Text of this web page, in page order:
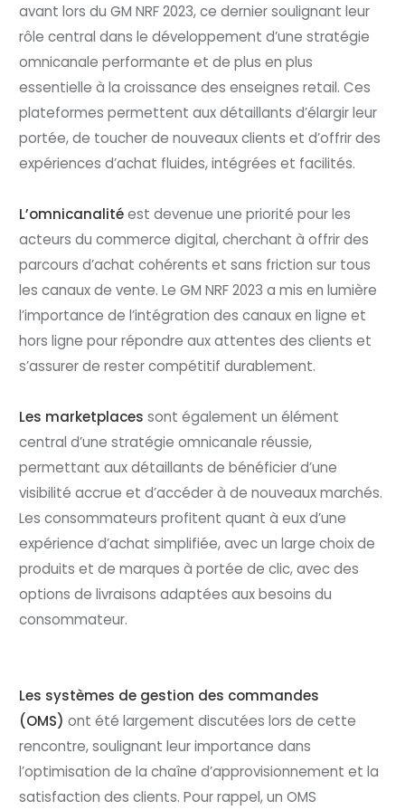
avant lors du GM NRF 2023, ce dernier soulignant leur
rôle central dans le développement d’une stratégie
omnicanale performante et de plus en plus
essentielle à la croissance des enseignes retail. Ces
plateformes permettent aux détaillants d’élargir leur
portée, de toucher de nouveaux clients et d’offrir des
expériences d’achat fluides, intégrées et facilités.
L’omnicanalitéest devenue une priorité pour les
acteurs du commerce digital, cherchant à offrir des
parcours d’achat cohérents et sans friction sur tous
les canaux de vente. Le GM NRF 2023 a mis en lumière
l’importance de l’intégration des canaux en ligne et
hors ligne pour répondre aux attentes des clients et
s’assurer de rester compétitif durablement.
Les marketplaces sont également un élément
central d’une stratégie omnicanale réussie,
permettant aux détaillants de bénéficier d’une
visibilité accrue et d’accéder à de nouveaux marchés.
Les consommateurs profitent quant à eux d’une
expérience d’achat simplifiée, avec un large choix de
produits et de marques à portée de clic, avec des
options de livraisons adaptées aux besoins du
consommateur.
Les systèmes de gestion des commandes
(OMS)ont été largement discutées lors de cette
rencontre, soulignant leur importance dans
l’optimisation de la chaîne d’approvisionnement et la
satisfaction des clients. Pour rappel, un OMS